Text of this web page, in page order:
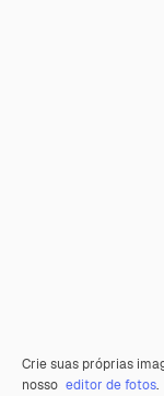
Crie suas próprias
nosso editor de fotos.